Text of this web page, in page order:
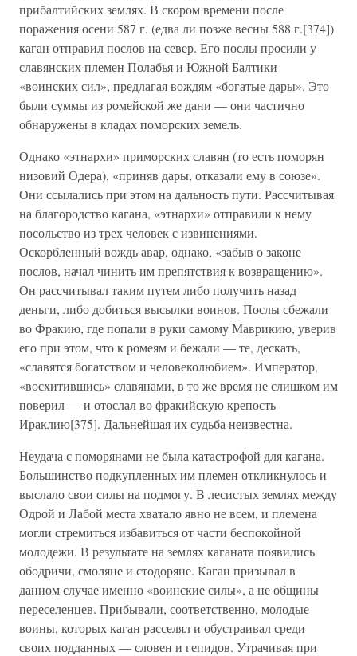
прибалтийских землях. В скором времени после
поражения осени 587 г. (едва ли позже весны 588 г.[374])
каган отправил послов на север. Его послы просили у
славянских племен Полабья и Южной Балтики
«воинских сил», предлагая вождям «богатые дары». Это
были суммы из ромейской же дани — они частично
обнаружены в кладах поморских земель.
Однако «этнархи» приморских славян (то есть поморян
низовий Одера), «приняв дары, отказали ему в союзе».
Они ссылались при этом на дальность пути. Рассчитывая
на благородство кагана, «этнархи» отправили к нему
посольство из трех человек с извинениями.
Оскорбленный вождь авар, однако, «забыв о законе
послов, начал чинить им препятствия к возвращению».
Он рассчитывал таким путем либо получить назад
деньги, либо добиться высылки воинов. Послы сбежали
во Фракию, где попали в руки самому Маврикию, уверив
его при этом, что к ромеям и бежали — те, дескать,
«славятся богатством и человеколюбием». Император,
«восхитившись» славянами, в то же время не слишком им
поверил — и отослал во фракийскую крепость
Ираклию[375]. Дальнейшая их судьба неизвестна.
Неудача с поморянами не была катастрофой для кагана.
Большинство подкупленных им племен откликнулось и
выслало свои силы на подмогу. В лесистых землях между
Одрой и Лабой места хватало явно не всем, и племена
могли стремиться избавиться от части беспокойной
молодежи. В результате на землях каганата появились
ободричи, смоляне и стодоряне. Каган призывал в
данном случае именно «воинские силы», а не общины
переселенцев. Прибывали, соответственно, молодые
воины, которых каган расселял и обустраивал среди
своих подданных — словен и гепидов. Утрачивая при